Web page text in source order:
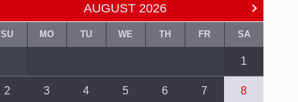
AUGUST 2026
SU MO TU WE TH FR SA
1
2 3 4 5 6 7 8